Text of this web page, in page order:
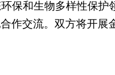
保和生物多样性保
作交流。双方将开